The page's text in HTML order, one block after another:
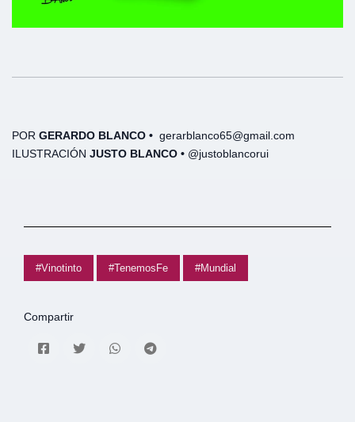
POR GERARDO BLANCO • gerarblanco65@gmail.com
ILUSTRACIÓN JUSTO BLANCO • @justoblancorui
#Vinotinto #TenemosFe #Mundial
Compartir